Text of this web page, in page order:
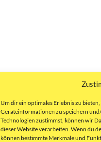
Um dir ein optimales Erlebnis zu
Geräteinformationen zu speichern
Technologien zustimmst, können wir
dieser Website verarbeiten. Wenn du
können bestimmte Merkmale und